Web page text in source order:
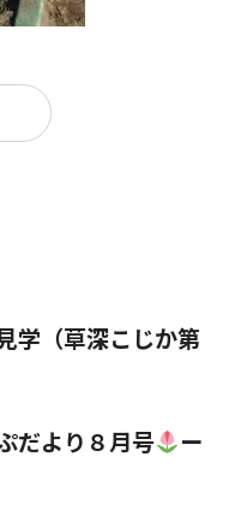
育園
育園
て
育園
ども園）
学（草深こじか第
だより８月号
ー